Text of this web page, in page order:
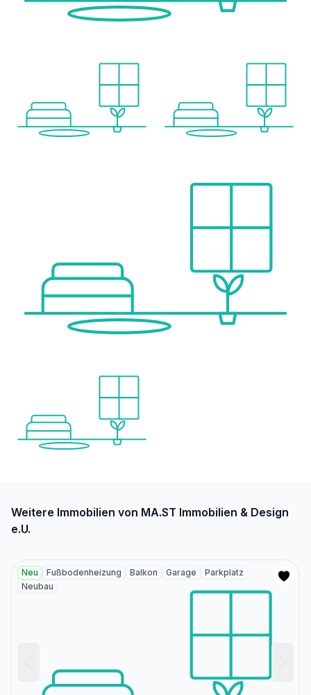
Weitere Immobilien von MA.ST Immobilien & Design
e.U.
Neu Fußbodenheizung Balkon Garage
Parkplatz
Neubau